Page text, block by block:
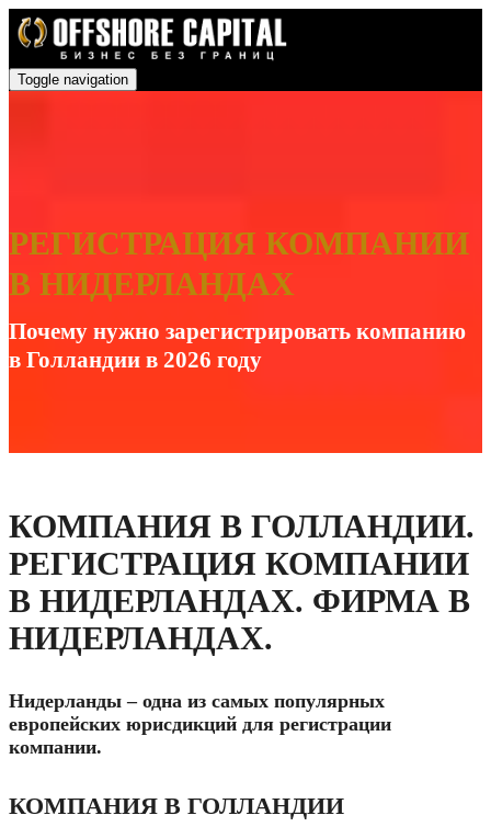
Toggle navigation
РЕГИСТРАЦИЯ КОМПАНИИ
В НИДЕРЛАНДАХ
Почему нужно зарегистрировать компанию
в Голландии в 2026 году
КОМПАНИЯ В ГОЛЛАНДИИ.
РЕГИСТРАЦИЯ КОМПАНИИ
В НИДЕРЛАНДАХ. ФИРМА В
НИДЕРЛАНДАХ.
Нидерланды – одна из самых популярных
европейских юрисдикций для регистрации
компании.
КОМПАНИЯ В ГОЛЛАНДИИ